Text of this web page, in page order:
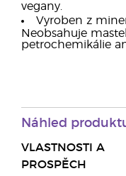
vegany.
Vyroben z
Neobsahuje
petrochemikálie
Náhled
VLASTNOSTI A
PROSPĚCH